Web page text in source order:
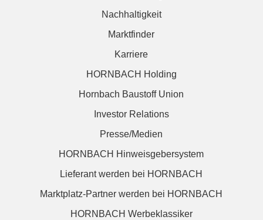
Nachhaltigkeit
Marktfinder
Karriere
HORNBACH Holding
Hornbach Baustoff Union
Investor Relations
Presse/Medien
HORNBACH Hinweisgebersystem
Lieferant werden bei HORNBACH
Marktplatz-Partner werden bei HORNBACH
HORNBACH Werbeklassiker